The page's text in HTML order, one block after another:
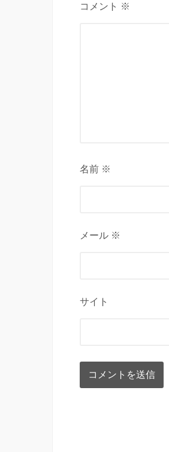
コメント ※
名前 ※
メール ※
サイト